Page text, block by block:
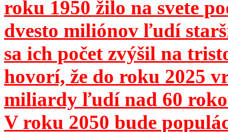
roku 1950 žilo na svete
dvesto miliónov ľudí
sa ich počet zvýšil na
hovorí, že do roku 2025
miliardy ľudí nad 60
V roku 2050 bude